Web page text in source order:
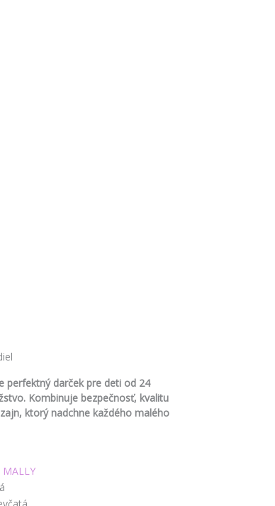
perfektný darček pre deti od 24
Kombinuje bezpečnosť, kvalitu
ktorý nadchne každého malého
MALLY